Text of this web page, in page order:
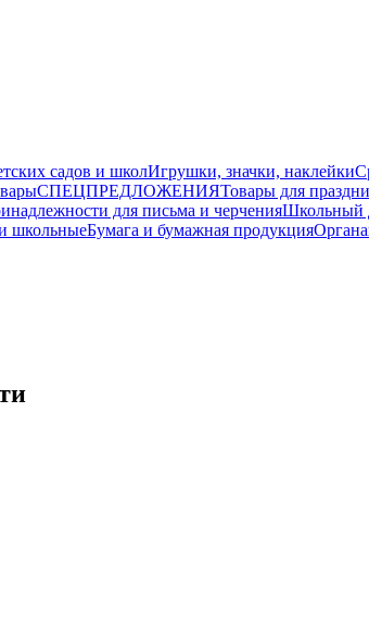
садов и школИгрушки, значки, наклейки
СПЕЦПРЕДЛОЖЕНИЯТовары для
для письма и черченияШкольный
школьныеБумага и бумажная продукция